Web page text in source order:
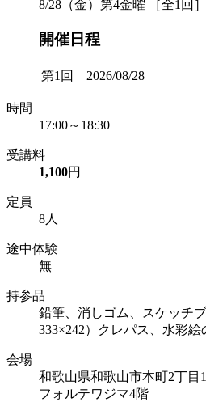
8/28（金）第4金曜 ［全1回］
開催日程
第1回 2026/08/28
時間
17:00～18:30
受講料
1,100円
定員
8人
途中体験
無
持参品
鉛筆、消しゴム、スケッチ
333×242）クレパス、水彩
会場
和歌山県和歌山市本町2丁目
フォルテワジマ4階